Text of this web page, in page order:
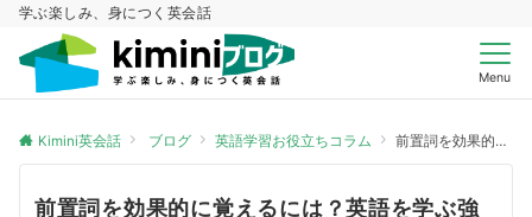
学ぶ楽しみ、身につく英会話
Menu
Kimini英会話 ブログ 英語学習お役立ちコラム 前置詞を効果的に覚えるには？英語を学ぶ強い味方！丸暗記しない覚え方とは？
前置詞を効果的に覚えるには？英語を学ぶ強